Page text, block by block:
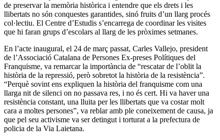
de preservar la memòria històrica i entendre que els drets i les
llibertats no són conquestes garantides, sinó fruits d’un llarg procés
col·lectiu. El Centre d’Estudis s’encarrega de coordinar les visites
que hi faran grups d’escolars al llarg de les pròximes setmanes.
En l’acte inaugural, el 24 de març passat, Carles Vallejo, president
de l’Associació Catalana de Persones Ex-preses Polítiques del
Franquisme, va remarcar la importància de “rescatar de l’oblit la
història de la repressió, però sobretot la història de la resistència”.
“Perquè sovint ens expliquen la història del franquisme com una
llarga nit de silenci on no passava res, i no és cert. Hi va haver una
resistència constant, una lluita per les llibertats que va costar molt
cara a moltes persones”, va reblar amb ple coneixement de causa, ja
que pel seu activisme va ser detingut i torturat a la prefectura de
policia de la Via Laietana.